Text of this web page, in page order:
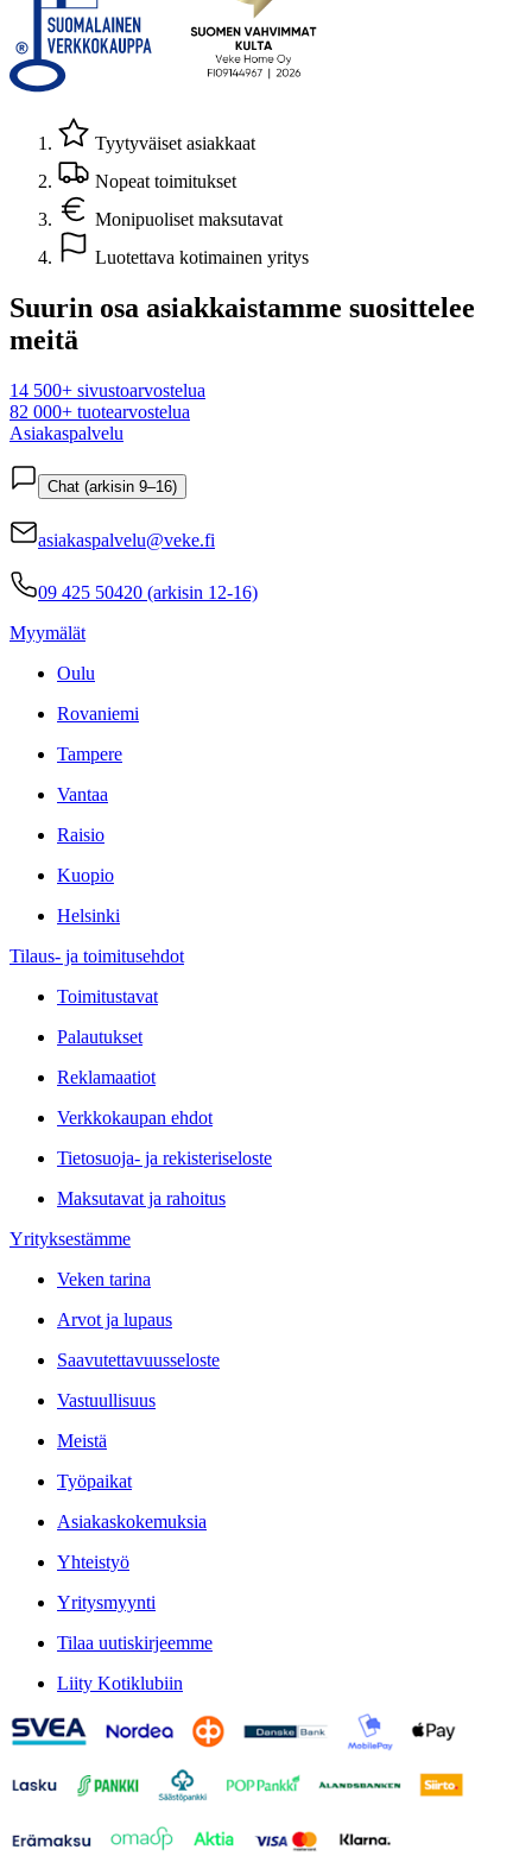
Tyytyväiset asiakkaat
Nopeat toimitukset
Monipuoliset maksutavat
Luotettava kotimainen yritys
Suurin osa asiakkaistamme suosittelee
meitä
14 500+ sivustoarvostelua
82 000+ tuotearvostelua
Asiakaspalvelu
Chat (arkisin 9–16)
asiakaspalvelu@veke.fi
09 425 50420 (arkisin 12-16)
Myymälät
Oulu
Rovaniemi
Tampere
Vantaa
Raisio
Kuopio
Helsinki
Tilaus- ja toimitusehdot
Toimitustavat
Palautukset
Reklamaatiot
Verkkokaupan ehdot
Tietosuoja- ja rekisteriseloste
Maksutavat ja rahoitus
Yrityksestämme
Veken tarina
Arvot ja lupaus
Saavutettavuusseloste
Vastuullisuus
Meistä
Työpaikat
Asiakaskokemuksia
Yhteistyö
Yritysmyynti
Tilaa uutiskirjeemme
Liity Kotiklubiin